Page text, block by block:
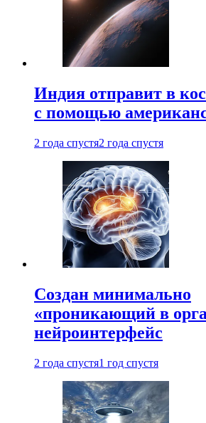
Индия отправит в
с помощью
2 года спустя2 года спустя
Создан минимально
«проникающий в
нейроинтерфейс
2 года спустя1 год спустя